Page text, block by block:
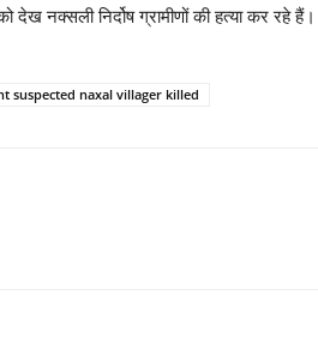
देख नक्सली निर्दोष ग्रामीणों की हत्या कर रहे हैं।
suspected naxal villager killed